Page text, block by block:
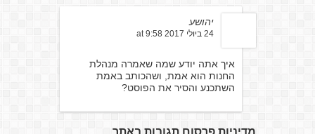
יהושע
24 ביולי 2017 at 9:58
איך אתה יודע שמה שאמרה מנהלת
החנות הוא אמת, ושהכותב באמת
השתכנע והסיר את הפוסט?
מדיניות פרסום תגובות באתר